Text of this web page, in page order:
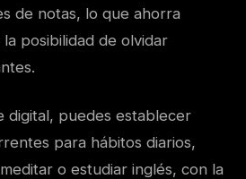
de notas, lo que ahorra
posibilidad de olvidar
digital, puedes establecer
para hábitos diarios,
o estudiar inglés, con la